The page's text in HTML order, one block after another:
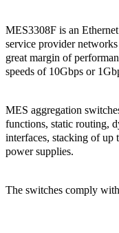
MES3308F is an
service provider
great margin of
speeds of 10Gbps or
MES aggregation
functions, static routing,
interfaces, stacking of up
power supplies.
The switches comply